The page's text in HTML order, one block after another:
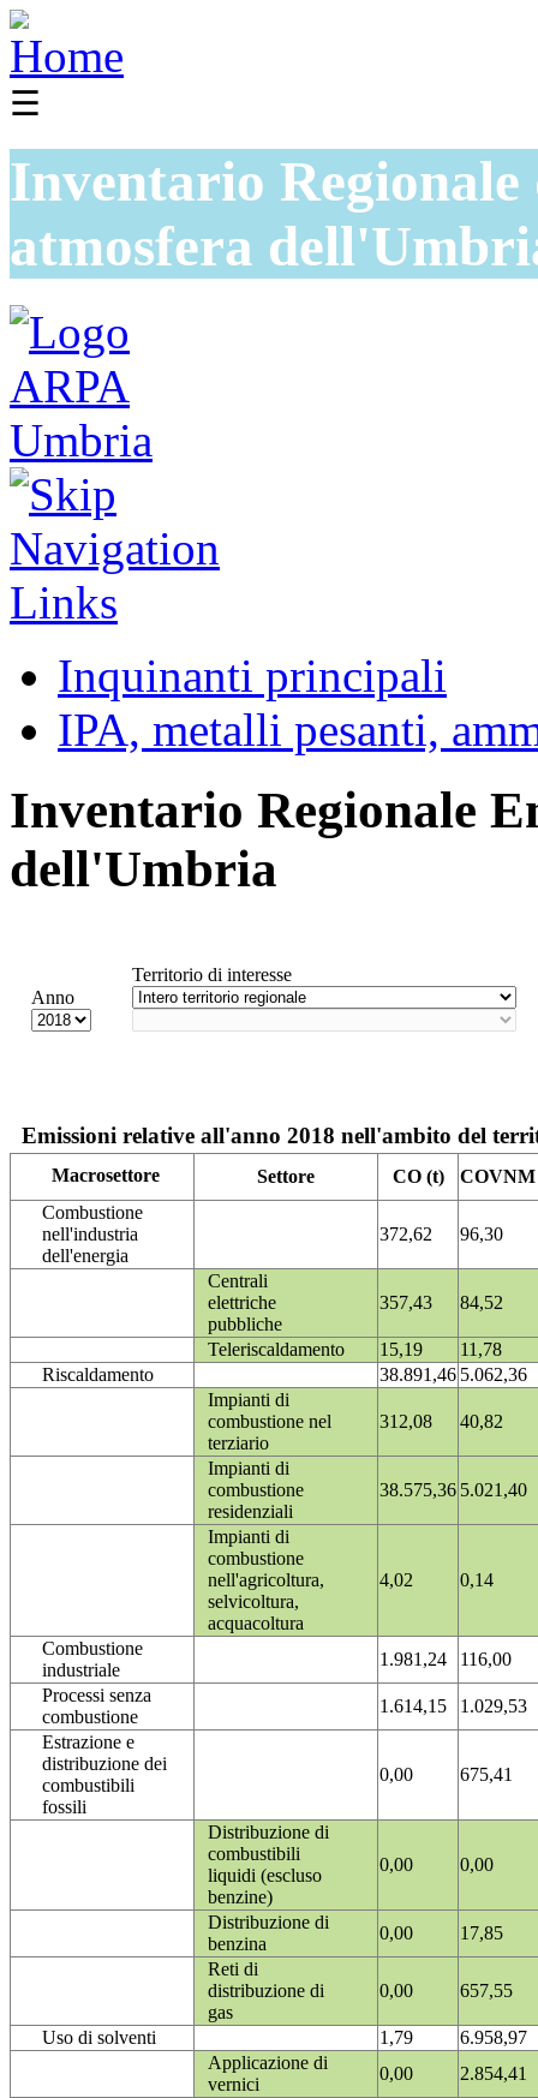
☰
Inventario
atmosfera
Inquinanti principali
IPA, metalli pesanti,
Inventario Regionale
dell'Umbria
Anno
Territorio di interesse
Emissioni relative all'anno 2018 nell'ambito del
Macrosettore Settore CO (t)
COVNM
Combustione
nell'industria
dell'energia
372,62 96,30
Centrali
elettriche
pubbliche
357,43 84,52
Teleriscaldamento 15,19
11,78
Riscaldamento
38.891,46 5.062,36
Impianti di
combustione nel
terziario
312,08 40,82
Impianti di
combustione
residenziali
38.575,36 5.021,40
Impianti di
combustione
nell'agricoltura,
selvicoltura,
acquacoltura
4,02 0,14
Combustione
industriale
1.981,24
116,00
Processi senza
combustione
1.614,15
1.029,53
Estrazione e
distribuzione dei
combustibili
fossili
0,00 675,41
Distribuzione di
combustibili
liquidi (escluso
benzine)
0,00 0,00
Distribuzione di
benzina
0,00
17,85
Reti di
distribuzione di
gas
0,00 657,55
Uso di solventi 1,79
6.958,97
Applicazione di
vernici
0,00
2.854,41